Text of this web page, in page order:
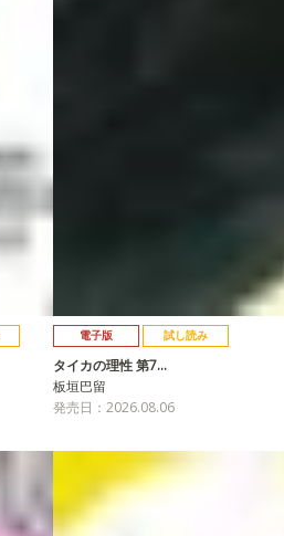
電子版 試し読み
タイカの理性 第7…
板垣巴留
発売日：2026.08.06